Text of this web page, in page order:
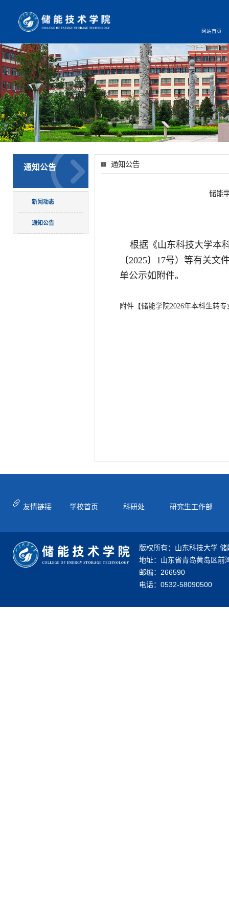
网站首页
通知公告
新闻动态
通知公告
通知公告
储能
根据《山东科技大学本
〔2025〕17号）等有关
单公示如附件。
附件【储能学院2026年本科生转
友情链接 学校首页 科研处 研究生工作部
版权所有：山东科技大学
地址：山东省青岛黄岛区前
邮编：266590
电话：0532-58090500